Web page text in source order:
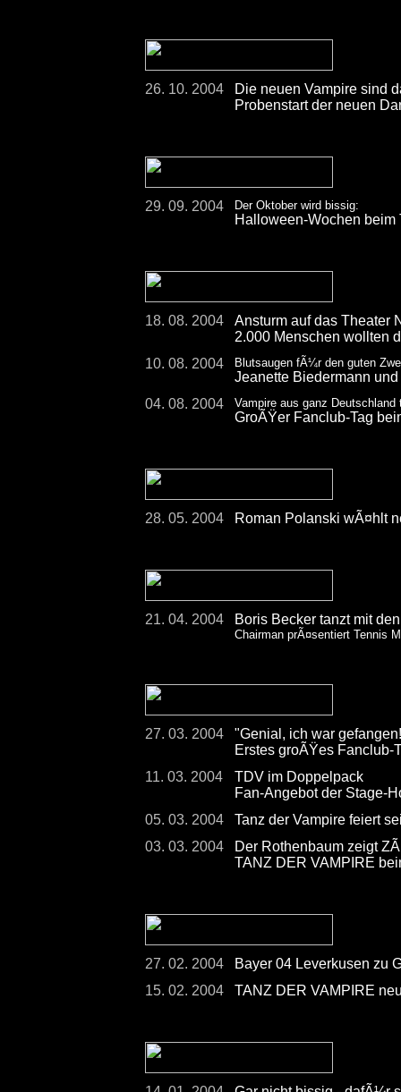
26. 10. 2004
Die neuen Vampire sind
Probenstart der neuen
29. 09. 2004 Der Oktober wird bissig:
Halloween-Wochen
18. 08. 2004
Ansturm auf das Theater
2.000 Menschen wollten
10. 08. 2004
Blutsaugen fÃ¼r den guten
Jeanette Biedermann
04. 08. 2004
Vampire aus ganz
GroÃŸer Fanclub-Tag
28. 05. 2004 Roman Polanski wÃ¤hlt
21. 04. 2004 Boris Becker tanzt mit
Chairman prÃ¤sentiert Tennis
27. 03. 2004
"Genial, ich war
Erstes groÃŸes Fanclub-
11. 03. 2004
TDV im Doppelpack
Fan-Angebot der Stage-
05. 03. 2004
Tanz der Vampire feiert
03. 03. 2004
Der Rothenbaum zeigt
TANZ DER VAMPIRE
27. 02. 2004
Bayer 04 Leverkusen zu
15. 02. 2004
TANZ DER VAMPIRE